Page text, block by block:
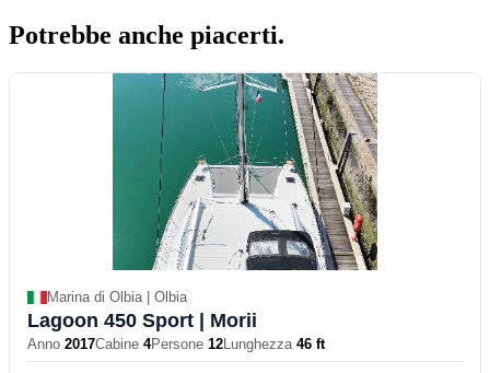
Potrebbe anche piacerti.
Marina di Olbia | Olbia
Lagoon 450 Sport | Morii
Anno 2017Cabine 4Persone 12Lunghezza 46 ft